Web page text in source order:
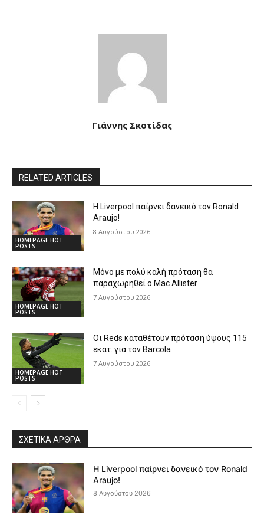
Γιάννης Σκοτίδας
RELATED ARTICLES
HOMEPAGE HOT
POSTS
Η Liverpool παίρνει δανεικό τον Ronald
Araujo!
8 Αυγούστου 2026
HOMEPAGE HOT
POSTS
Μόνο με πολύ καλή πρόταση θα
παραχωρηθεί ο Mac Allister
7 Αυγούστου 2026
HOMEPAGE HOT
POSTS
Οι Reds καταθέτουν πρόταση ύψους 115
εκατ. για τον Barcola
7 Αυγούστου 2026
ΣΧΕΤΙΚΆ ΆΡΘΡΑ
Η Liverpool παίρνει δανεικό τον Ronald
Araujo!
8 Αυγούστου 2026